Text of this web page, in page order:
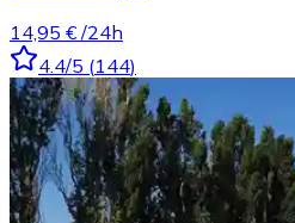
14,95 € /24h
4.4/5 (144)